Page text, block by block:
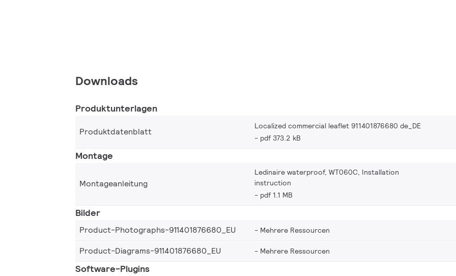
Downloads
Produktunterlagen
Produktdatenblatt
Localized commercial leaflet 911401876680 de_DE
pdf 373.2 kB
Montage
Montageanleitung
Ledinaire waterproof, WT060C, Installation
instruction
pdf 1.1 MB
Bilder
Product-Photographs-911401876680_EU Mehrere Ressourcen
Product-Diagrams-911401876680_EU
Mehrere Ressourcen
Software-Plugins